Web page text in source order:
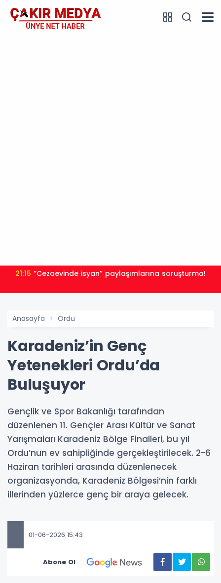
21:15 “Cezaevinde isyan” paylaşımlarına soruşturma!
Anasayfa Ordu
Karadeniz’in Genç
Yetenekleri Ordu’da
Buluşuyor
Gençlik ve Spor Bakanlığı tarafından
düzenlenen 11. Gençler Arası Kültür ve Sanat
Yarışmaları Karadeniz Bölge Finalleri, bu yıl
Ordu’nun ev sahipliğinde gerçekleştirilecek. 2-6
Haziran tarihleri arasında düzenlenecek
organizasyonda, Karadeniz Bölgesi’nin farklı
illerinden yüzlerce genç bir araya gelecek.
01-06-2026 15:43
Abone Ol